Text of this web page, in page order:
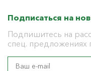
Подписаться на
Подпишитесь на
спец.